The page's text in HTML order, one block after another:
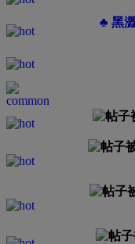
♣ 黑